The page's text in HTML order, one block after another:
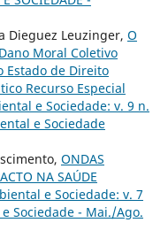
Dieguez Leuzinger, O
Moral Coletivo
Estado de Direito
Recurso Especial
e Sociedade: v. 9 n.
e Sociedade
ONDAS
NA SAÚDE
e Sociedade: v. 7
Sociedade - Mai./Ago.